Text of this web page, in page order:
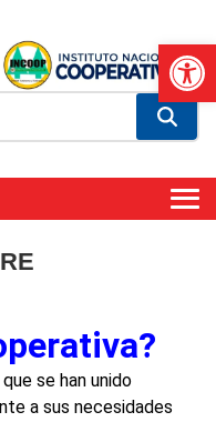
Abrir
se han unido
a sus necesidades